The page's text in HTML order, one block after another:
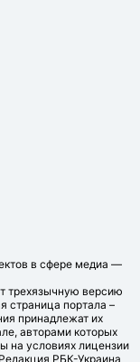
в сфере медиа —
трехязычную версию
страница портала –
принадлежат их
авторами которых
на условиях лицензии
РБК-Украина